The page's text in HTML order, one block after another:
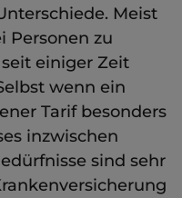
Meist
Personen zu
einiger Zeit
wenn ein
Tarif besonders
inzwischen
sind sehr